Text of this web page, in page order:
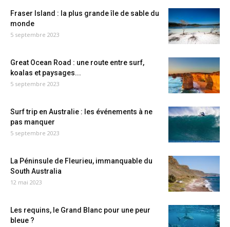
Fraser Island : la plus grande île de sable du
monde
5 septembre 2023
Great Ocean Road : une route entre surf,
koalas et paysages...
5 septembre 2023
Surf trip en Australie : les événements à ne
pas manquer
5 septembre 2023
La Péninsule de Fleurieu, immanquable du
South Australia
12 mai 2023
Les requins, le Grand Blanc pour une peur
bleue ?